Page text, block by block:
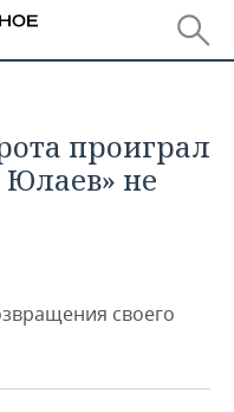
проиграл
Юлаев» не
своего